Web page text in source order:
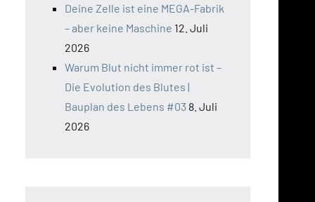
Deine Zelle ist eine MEGA-Fabrik
– aber keine Maschine 12. Juli
2026
Warum Blut nicht immer rot ist –
Die Evolution des Blutes |
Bauplan des Lebens #03 8. Juli
2026